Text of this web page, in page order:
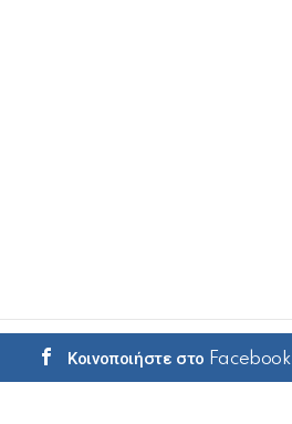
Κοινοποιήστε στο Facebook